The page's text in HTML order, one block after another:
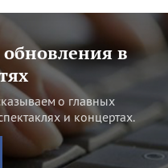
в
о главных
и концертах.